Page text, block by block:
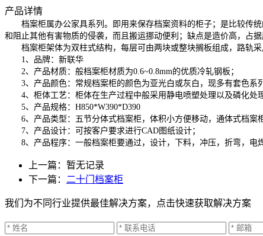
产品详情
档案柜属办公家具系列。即用来保存档案资料的柜子；是比较传统
和阻止其他有害物质的侵袭，而且搬运挪动便利；缺点是造价高，占
档案柜架体为双柱式结构，每层可由两块或整块搁板组成，路轨采
1、品牌：新联华
2、产品材质：般档案柜材质为0.6~0.8mm的优质冷轧钢板；
3、产品颜色：常规档案柜的颜色为亚光白或灰白，现多有套色系列
4、柜体工艺：柜体在生产过程中般采用静电喷塑处理以及磷化处理
5、产品规格：H850*W390*D390
6、产品类型：五节分体式档案柜，体积小方便移动，通体式档案
7、产品设计：可按客户要求进行CAD图纸设计；
8、产品程序：一般档案柜要通过，设计，下料，冲压，折弯，电
上一篇：暂无记录
下一篇： 二十门档案柜
我们为不同行业提供最佳解决方案，点击快速获取解决方案